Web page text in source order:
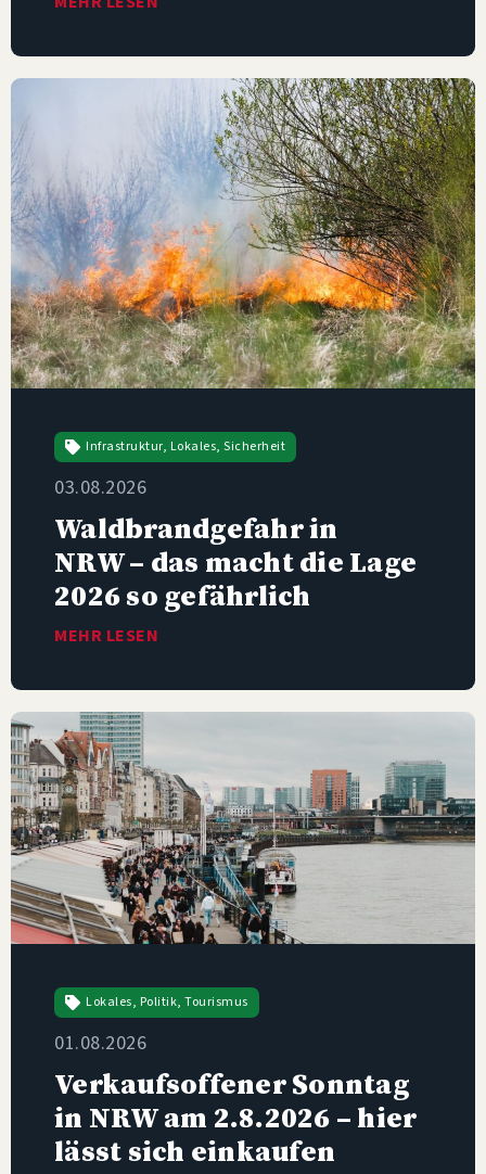
Infrastruktur, Lokales, Sicherheit
03.08.2026
Waldbrandgefahr in
NRW – das macht die Lage
2026 so gefährlich
MEHR LESEN
Lokales, Politik, Tourismus
01.08.2026
Verkaufsoffener Sonntag
in NRW am 2.8.2026 – hier
lässt sich einkaufen